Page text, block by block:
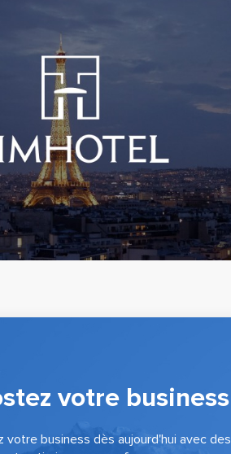
votre
votre business dès aujourd'hui avec